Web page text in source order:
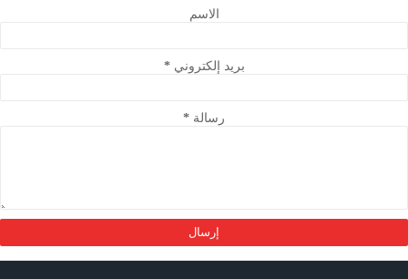
الاسم
بريد إلكتروني*
رسالة *